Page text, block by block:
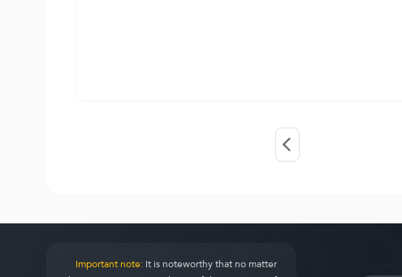
Important note:It is noteworthy that no matter